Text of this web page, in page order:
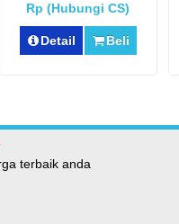
Rp (Hubungi CS)
Detail Beli